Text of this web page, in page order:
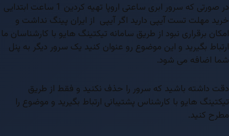
در صورتی که سرور ابری ساعتی اروپا تهیه کردین 1 ساعت ابتدایی
خرید مهلت تست آیپی دارید اگر آیپی از ایران پینگ نداشت و
امکان برقراری نبود از طریق سامانه تیکتینگ هایو با کارشناسان ما
ارتباط بگیرید و این موضوع رو عنوان کنید یک سرور دیگر به پنل
شما اضافه می شود.
دقت داشته باشید که سرور را حذف نکنید و فقط از طریق
تیکتینگ هایو با کارشناس پشتیبانی ارتباط بگیرید و موضوع را
مطرح کنید.